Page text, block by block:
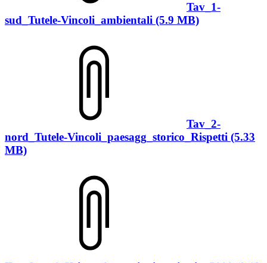
Tav_1-
sud_Tutele-Vincoli_ambientali (5.9 MB)
Tav_2-
nord_Tutele-Vincoli_paesagg_storico_Rispetti (5.33
MB)